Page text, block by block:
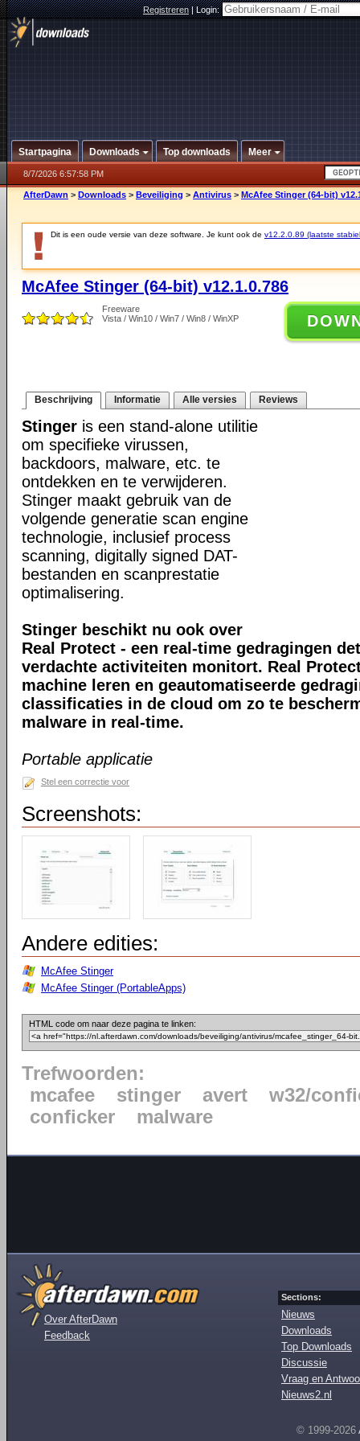
Registreren|Login:
Startpagina Downloads Top downloads Meer
8/7/2026 6:57:58 PM
AfterDawn > Downloads > Beveiliging > Antivirus > McAfee Stinger (64-bit)
Dit is een oude versie van deze software. Je kunt ook de v12.2.0.89 (laatste
McAfee Stinger (64-bit) v12.1.0.786
Freeware
Vista / Win10 / Win7 / Win8 / WinXP
Beschrijving Informatie Alle versies Reviews
Stinger is een stand-alone utilitie
om specifieke virussen,
backdoors, malware, etc. te
ontdekken en te verwijderen.
Stinger maakt gebruik van de
volgende generatie scan engine
technologie, inclusief process
scanning, digitally signed DAT-
bestanden en scanprestatie
optimalisering.
Stinger beschikt nu ook over
Real Protect - een real-time gedragingen
verdachte activiteiten monitort. Real
machine leren en geautomatiseerde
classificaties in de cloud om zo te
malware in real-time.
Portable applicatie
Stel een correctie voor
Screenshots:
Andere edities:
McAfee Stinger
McAfee Stinger (PortableApps)
HTML code om naar deze pagina te linken:
Trefwoorden:
mcafee
stinger avert
w32/
conficker
malware
Over AfterDawn
Feedback
Sections:
Nieuws
Downloads
Top Downloads
Discussie
Vraag en
Nieuws2.nl
© 1999-2026